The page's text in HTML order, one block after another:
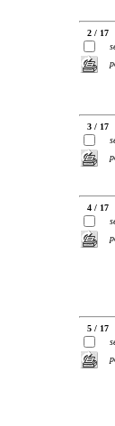
2 / 17
3 / 17
4 / 17
5 / 17